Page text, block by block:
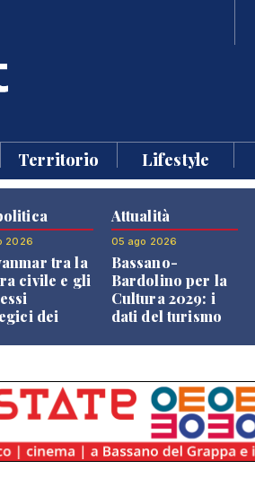
Territorio Lifestyle
2026
tra la
civile e gli
dei
Attualità
05 ago 2026
Bassano-
Bardolino per la
Cultura 2029: i
dati del turismo